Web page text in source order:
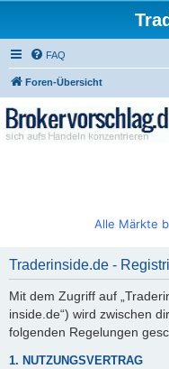
FAQ
Foren-Übersicht
Alle Märkte
Traderinside.de -
Mit dem Zugriff auf
inside.de“) wird zwischen
folgenden Regelungen
1. NUTZUNGSVERTRAG